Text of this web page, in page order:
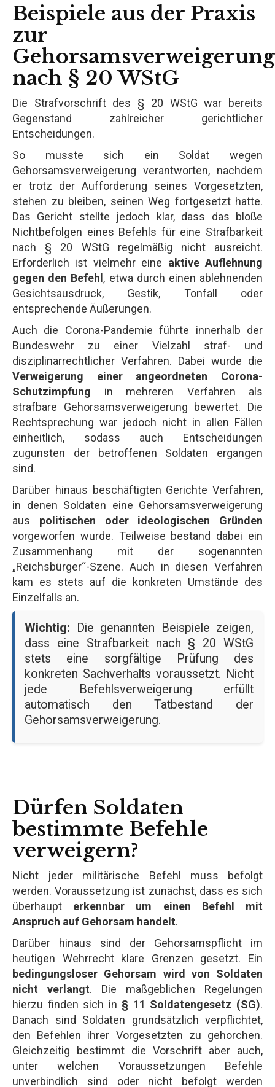
Beispiele aus der Praxis
zur
Gehorsamsverweigerung
nach § 20 WStG
Die Strafvorschrift des § 20 WStG war bereits
Gegenstand zahlreicher gerichtlicher
Entscheidungen.
So musste sich ein Soldat wegen
Gehorsamsverweigerung verantworten, nachdem
er trotz der Aufforderung seines Vorgesetzten,
stehen zu bleiben, seinen Weg fortgesetzt hatte.
Das Gericht stellte jedoch klar, dass das bloße
Nichtbefolgen eines Befehls für eine Strafbarkeit
nach § 20 WStG regelmäßig nicht ausreicht.
Erforderlich ist vielmehr eine aktive Auflehnung
gegen den Befehl, etwa durch einen ablehnenden
Gesichtsausdruck, Gestik, Tonfall oder
entsprechende Äußerungen.
Auch die Corona-Pandemie führte innerhalb der
Bundeswehr zu einer Vielzahl straf- und
disziplinarrechtlicher Verfahren. Dabei wurde die
Verweigerung einer angeordneten Corona-
Schutzimpfung in mehreren Verfahren als
strafbare Gehorsamsverweigerung bewertet. Die
Rechtsprechung war jedoch nicht in allen Fällen
einheitlich, sodass auch Entscheidungen
zugunsten der betroffenen Soldaten ergangen
sind.
Darüber hinaus beschäftigten Gerichte Verfahren,
in denen Soldaten eine Gehorsamsverweigerung
aus politischen oder ideologischen Gründen
vorgeworfen wurde. Teilweise bestand dabei ein
Zusammenhang mit der sogenannten
„Reichsbürger“-Szene. Auch in diesen Verfahren
kam es stets auf die konkreten Umstände des
Einzelfalls an.
Wichtig: Die genannten Beispiele zeigen,
dass eine Strafbarkeit nach § 20 WStG
stets eine sorgfältige Prüfung des
konkreten Sachverhalts voraussetzt. Nicht
jede Befehlsverweigerung erfüllt
automatisch den Tatbestand der
Gehorsamsverweigerung.
Dürfen Soldaten
bestimmte Befehle
verweigern?
Nicht jeder militärische Befehl muss befolgt
werden. Voraussetzung ist zunächst, dass es sich
überhaupt erkennbar um einen Befehl mit
Anspruch auf Gehorsam handelt.
Darüber hinaus sind der Gehorsamspflicht im
heutigen Wehrrecht klare Grenzen gesetzt. Ein
bedingungsloser Gehorsam wird von Soldaten
nicht verlangt. Die maßgeblichen Regelungen
hierzu finden sich in § 11 Soldatengesetz (SG).
Danach sind Soldaten grundsätzlich verpflichtet,
den Befehlen ihrer Vorgesetzten zu gehorchen.
Gleichzeitig bestimmt die Vorschrift aber auch,
unter welchen Voraussetzungen Befehle
unverbindlich sind oder nicht befolgt werden